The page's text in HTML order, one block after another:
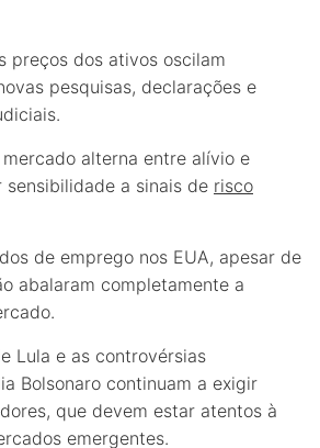
preços dos ativos oscilam
pesquisas, declarações e
alterna entre alívio e
sensibilidade a sinais de risco
de emprego nos EUA, apesar de
abalaram completamente a
Lula e as controvérsias
Bolsonaro continuam a exigir
que devem estar atentos à
emergentes.